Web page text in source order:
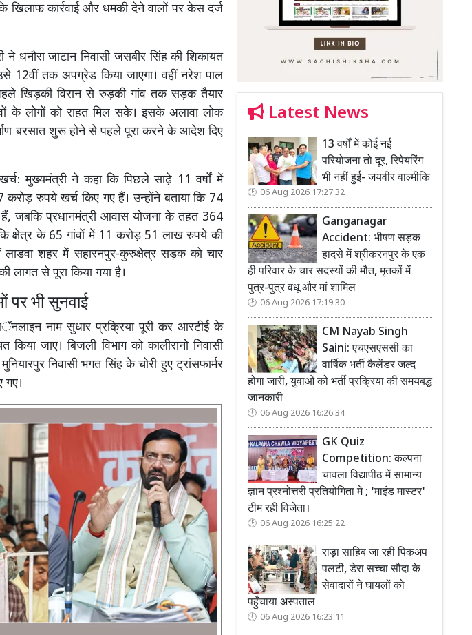
कार्रवाई और धमकी देने वालों पर केस दर्ज
धनौरा जाटान निवासी जसबीर सिंह की शिकायत
12वीं तक अपग्रेड किया जाएगा। वहीं नरेश पाल
खिड़की विरान से रुड़की गांव तक सड़क तैयार
के लोगों को राहत मिल सके। इसके अलावा लोक
बरसात शुरू होने से पहले पूरा करने के आदेश दिए
मुख्यमंत्री ने कहा कि पिछले साढ़े 11 वर्षों में
करोड़ रुपये खर्च किए गए हैं। उन्होंने बताया कि 74
जबकि प्रधानमंत्री आवास योजना के तहत 364
कि क्षेत्र के 65 गांवों में 11 करोड़ 51 लाख रुपये की
शहर में सहारनपुर-कुरुक्षेत्र सड़क को चार
लागत से पूरा किया गया है।
पर भी सुनवाई
आॅनलाइन नाम सुधार प्रक्रिया पूरी कर आरटीई के
जाए। बिजली विभाग को कालीरानो निवासी
निवासी भगत सिंह के चोरी हुए ट्रांसफार्मर
गए।
Latest News
13 वर्षों में कोई नई
परियोजना तो दूर, रिपेयरिंग
भी नहीं हुई- जयवीर वाल्मीकि
06 Aug 2026 17:27:32
Ganganagar
Accident: भीषण सड़क
हादसे में श्रीकरनपुर के एक
ही परिवार के चार सदस्यों की मौत, मृतकों में
पुत्र-पुत्र वधू और मां शामिल
06 Aug 2026 17:19:30
CM Nayab Singh
Saini: एचएसएससी का
वार्षिक भर्ती कैलेंडर जल्द
होगा जारी, युवाओं को भर्ती प्रक्रिया की समयबद्ध
जानकारी
06 Aug 2026 16:26:34
GK Quiz
Competition: कल्पना
चावला विद्यापीठ में सामान्य
ज्ञान प्रश्नोत्तरी प्रतियोगिता मे ; 'माइंड मास्टर'
टीम रही विजेता।
06 Aug 2026 16:25:22
राड़ा साहिब जा रही पिकअप
पलटी, डेरा सच्चा सौदा के
सेवादारों ने घायलों को
पहुँचाया अस्पताल
06 Aug 2026 16:23:11